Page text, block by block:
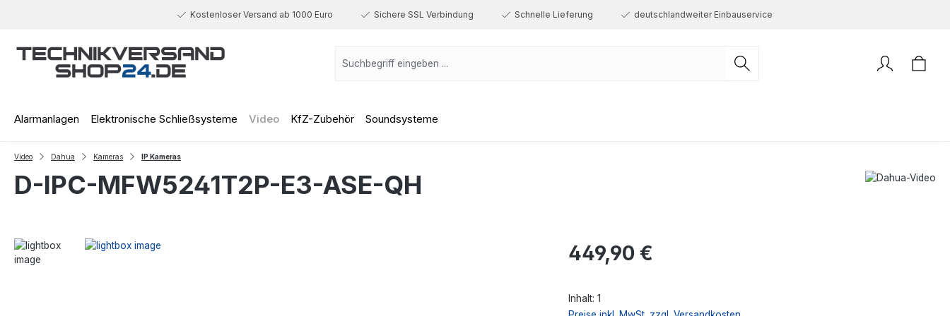
Kostenloser Versand ab 1000 Euro Sichere SSL Verbindung Schnelle Lieferung deutschlandweiter Einbauservice
Alarmanlagen Elektronische Schließsysteme Video KfZ-Zubehör Soundsysteme
Video Dahua Kameras IP Kameras
D-IPC-MFW5241T2P-E3-ASE-QH
Regulärer Preis:
449,90 €
Inhalt: 1